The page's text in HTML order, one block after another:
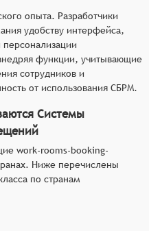
опыта. Разработчики
удобству интерфейса,
функции, учитывающие
сотрудников и
от использования СБРМ.
Системы
work-rooms-booking-
Ниже перечислены
по странам